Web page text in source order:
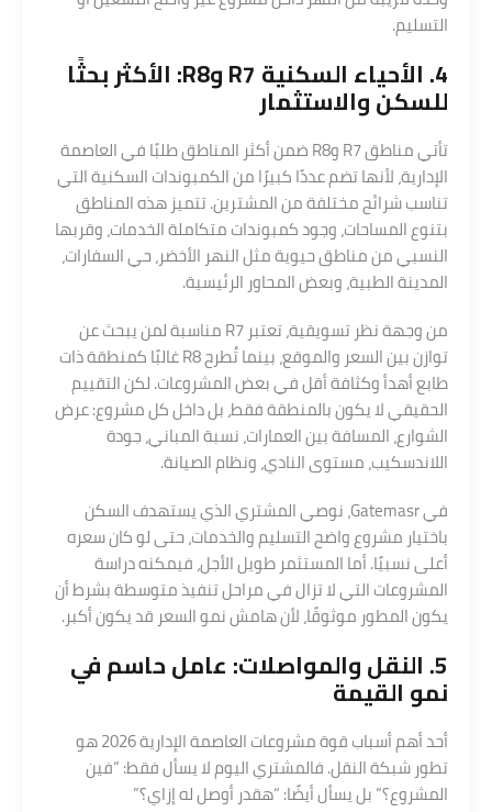
التسليم.
4. الأحياء السكنية R7 وR8: الأكثر بحثًا
للسكن والاستثمار
تأتي مناطق R7 وR8 ضمن أكثر المناطق طلبًا في العاصمة
الإدارية، لأنها تضم عددًا كبيرًا من الكمبوندات السكنية التي
تناسب شرائح مختلفة من المشترين. تتميز هذه المناطق
بتنوع المساحات، وجود كمبوندات متكاملة الخدمات، وقربها
النسبي من مناطق حيوية مثل النهر الأخضر، حي السفارات،
المدينة الطبية، وبعض المحاور الرئيسية.
من وجهة نظر تسويقية، تعتبر R7 مناسبة لمن يبحث عن
توازن بين السعر والموقع، بينما تُطرح R8 غالبًا كمنطقة ذات
طابع أهدأ وكثافة أقل في بعض المشروعات. لكن التقييم
الحقيقي لا يكون بالمنطقة فقط، بل داخل كل مشروع: عرض
الشوارع، المسافة بين العمارات، نسبة المباني، جودة
اللاندسكيب، مستوى النادي، ونظام الصيانة.
في Gatemasr، نوصي المشتري الذي يستهدف السكن
باختيار مشروع واضح التسليم والخدمات، حتى لو كان سعره
أعلى نسبيًا. أما المستثمر طويل الأجل، فيمكنه دراسة
المشروعات التي لا تزال في مراحل تنفيذ متوسطة بشرط أن
يكون المطور موثوقًا، لأن هامش نمو السعر قد يكون أكبر.
5. النقل والمواصلات: عامل حاسم في
نمو القيمة
أحد أهم أسباب قوة مشروعات العاصمة الإدارية 2026 هو
تطور شبكة النقل. فالمشتري اليوم لا يسأل فقط: “فين
المشروع؟” بل يسأل أيضًا: “هقدر أوصل له إزاي؟”